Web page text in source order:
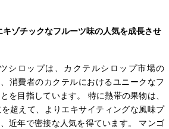
ゾチックなフルーツ味の人気を成長させ
シロップは、カクテルシロップ市場の
消費者のカクテルにおけるユニークなフ
を目指しています。 特に熱帯の果物は、
超えて、よりエキサイティングな風味プ
近年で密接な人気を得ています。 マンゴ